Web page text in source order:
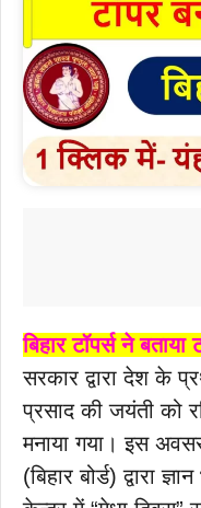
बिहार टॉपर्स ने
सरकार द्वारा देश के
प्रसाद की जयंती को
मनाया गया। इस अवसर
(बिहार बोर्ड) द्वारा